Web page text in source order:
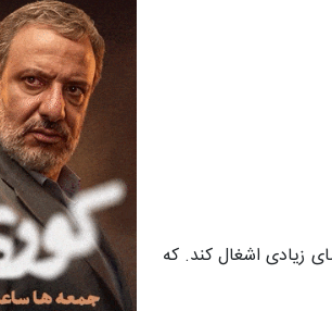
و فضای زیادی اشغال کند. که